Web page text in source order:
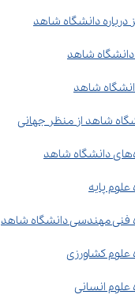
دانشگاه شاهد
شاهد
شاهد
شاهد از منظر جهانی
پایه
فنی مهندسی دانشگاه شاهد
علوم کشاورزی
انسانی